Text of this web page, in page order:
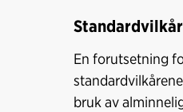
En forutsetning
bruk av